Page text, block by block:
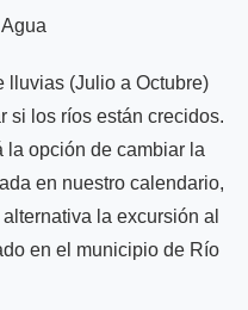
lluvias (Julio a Octubre)
si los ríos están crecidos.
la opción de cambiar la
en nuestro calendario,
la excursión al
en el municipio de Río